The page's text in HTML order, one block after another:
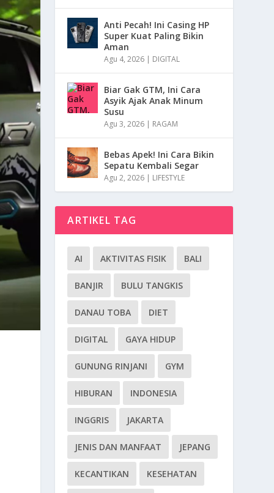
Anti Pecah! Ini Casing HP
Super Kuat Paling Bikin
Aman
Agu 4, 2026 | DIGITAL
Biar Gak GTM, Ini Cara
Asyik Ajak Anak Minum
Susu
Agu 3, 2026 | RAGAM
Bebas Apek! Ini Cara Bikin
Sepatu Kembali Segar
Agu 2, 2026 | LIFESTYLE
ARTIKEL TAG
AI AKTIVITAS FISIK BALI
BANJIR BULU TANGKIS
DANAU TOBA DIET
DIGITAL GAYA HIDUP
GUNUNG RINJANI GYM
HIBURAN INDONESIA
INGGRIS JAKARTA
JENIS DAN MANFAAT JEPANG
KECANTIKAN KESEHATAN